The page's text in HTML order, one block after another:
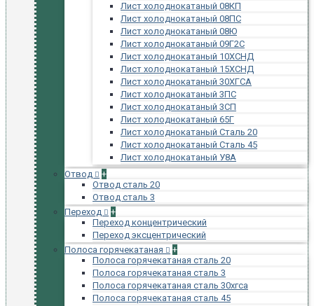
Лист холоднокатаный 08КП
Лист холоднокатаный 08ПС
Лист холоднокатаный 08Ю
Лист холоднокатаный 09Г2С
Лист холоднокатаный 10ХСНД
Лист холоднокатаный 15ХСНД
Лист холоднокатаный 30ХГСА
Лист холоднокатаный 3ПС
Лист холоднокатаный 3СП
Лист холоднокатаный 65Г
Лист холоднокатаный Сталь 20
Лист холоднокатаный Сталь 45
Лист холоднокатаный У8А
Отвод
+
Отвод сталь 20
Отвод сталь 3
Переход
+
Переход концентрический
Переход эксцентрический
Полоса горячекатаная
+
Полоса горячекатаная сталь 20
Полоса горячекатаная сталь 3
Полоса горячекатаная сталь 30хгса
Полоса горячекатаная сталь 45